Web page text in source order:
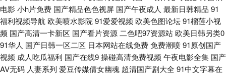
级片网络 91福利网站 99久久国产精品系列 黄色精品九一 97香蕉伊人tv 少妇
干14P 丝袜人妻20P 蜜桃肏屄 国产精品精品一区二区 导航亚洲99导航亚洲
91少妇啪啪婷婷超碰 91com视频精彩 少妇福利导航 亚洲无码东方AV 91草
电影小h片免费 国产精品色色视屏 国产午夜成人 最新日韩精品 91
福利视频导航 欧美喷水影院 91爱爱视频 欧美色图论坛91榴莲小视
频 国产高清一卡新区 国产看片资源 二色吧97资源站 欧美日韩另类0
91华人 国产日韩一区二区 日本网站在线免费免费潮喷91原创国产
视频 成人吃瓜福利 国产在线9操碰高清免费视频 午夜电影全集 国产
AV无码 人妻系列 爱豆传媒倩女幽魂 超清国产剧大全 91中文字幕在